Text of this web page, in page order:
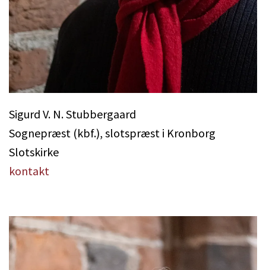
Sigurd V. N. Stubbergaard
Sognepræst (kbf.), slotspræst i Kronborg
Slotskirke
kontakt